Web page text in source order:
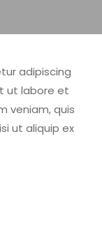
adipiscing
ut labore et
veniam, quis
ut aliquip ex